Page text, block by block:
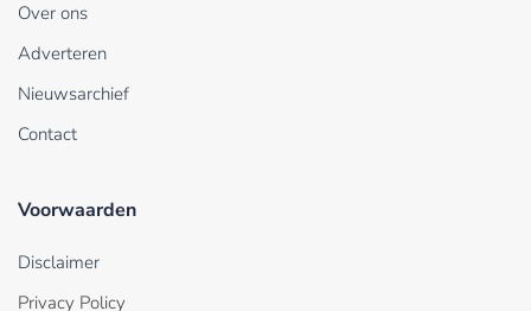
Over ons
Adverteren
Nieuwsarchief
Contact
Voorwaarden
Disclaimer
Privacy Policy